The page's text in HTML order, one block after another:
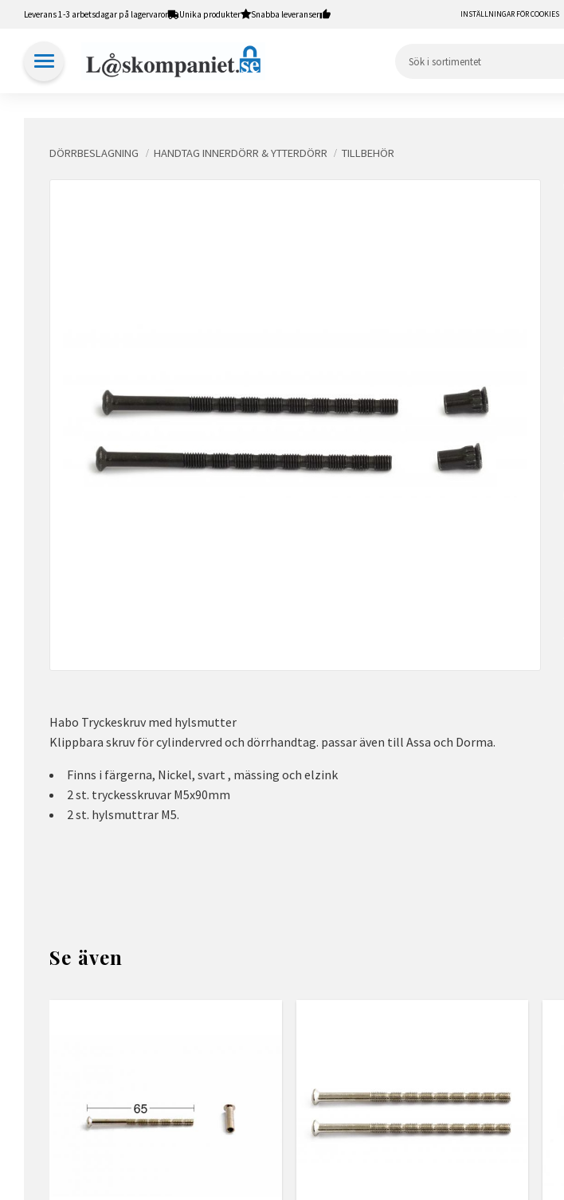
Leverans 1-3 arbetsdagar på lagervaror Unika produkter Snabba leveranser INSTÄLLNINGAR FÖR COOKIES
DÖRRBESLAGNING HANDTAG INNERDÖRR & YTTERDÖRR TILLBEHÖR
Habo Tryckeskruv med hylsmutter
Klippbara skruv för cylindervred och dörrhandtag. passar även till Assa och Dorma.
Finns i färgerna, Nickel, svart , mässing och elzink
2 st. tryckesskruvar M5x90mm
2 st. hylsmuttrar M5.
Se även